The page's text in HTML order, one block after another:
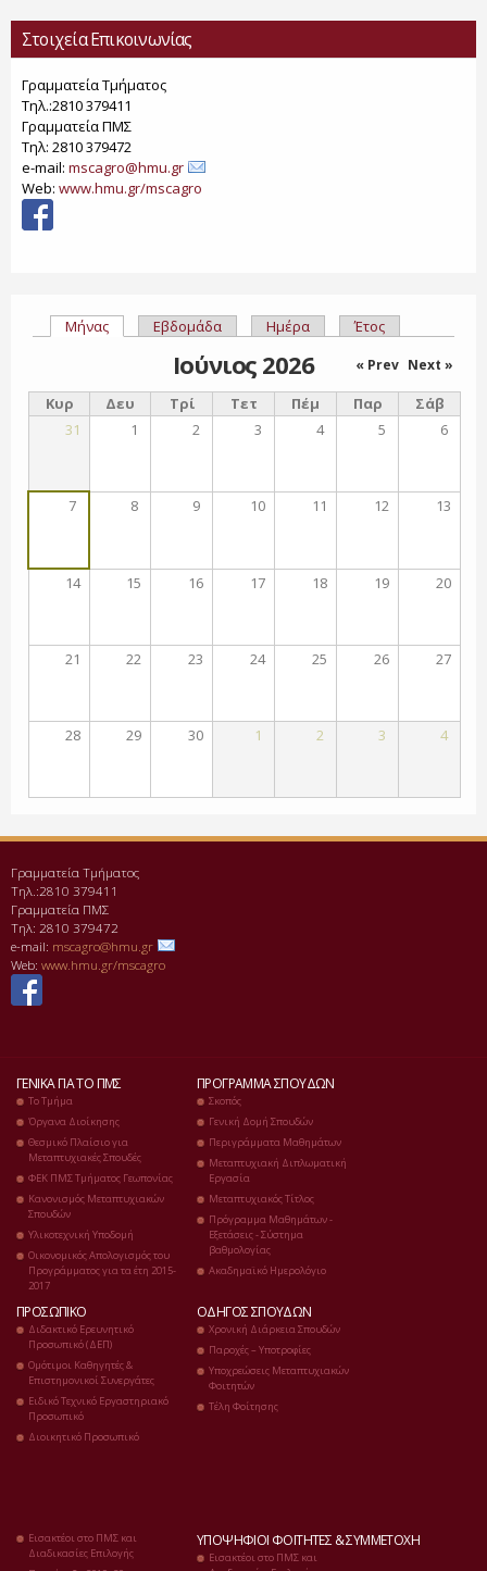
Στοιχεία Επικοινωνίας
Γραμματεία Τμήματος
Τηλ.:2810 379411
Γραμματεία ΠΜΣ
Τηλ: 2810 379472
e-mail: mscagro@hmu.gr
Web: www.hmu.gr/mscagro
Πρωτεύουσες καρτέλες
Μήνας(ενεργή καρτέλα)
Εβδομάδα Ημέρα Έτος
Ιούνιος 2026 « Prev Next »
Κυρ Δευ Τρί Τετ Πέμ Παρ
Σάβ
31
1 2 3 4 5 6
7 8 9 10 11 12 13
14 15 16 17 18 19 20
21 22 23 24 25 26 27
28 29 30 1 2 3 4
Γραμματεία Τμήματος
Τηλ.:2810 379411
Γραμματεία ΠΜΣ
Τηλ: 2810 379472
e-mail: mscagro@hmu.gr
Web: www.hmu.gr/mscagro
ΓΕΝΙΚΆ ΓΙΑ ΤΟ ΠΜΣ
Το Τμήμα
Όργανα Διοίκησης
Θεσμικό Πλαίσιο για
Μεταπτυχιακές Σπουδές
ΦΕΚ ΠΜΣ Τμήματος Γεωπονίας
Κανονισμός Μεταπτυχιακών
Σπουδών
Υλικοτεχνική Υποδομή
Οικονομικός Απολογισμός του
Προγράμματος για τα έτη 2015-
2017
ΠΡΌΓΡΑΜΜΑ ΣΠΟΥΔΏΝ
Σκοπός
Γενική Δομή Σπουδών
Περιγράμματα Μαθημάτων
Μεταπτυχιακή Διπλωματική
Εργασία
Μεταπτυχιακός Τίτλος
Πρόγραμμα Μαθημάτων -
Εξετάσεις - Σύστημα
βαθμολογίας
Ακαδημαϊκό Ημερολόγιο
ΠΡΟΣΩΠΙΚΌ
Διδακτικό Ερευνητικό
Προσωπικό (ΔΕΠ)
Ομότιμοι Καθηγητές &
Επιστημονικοί Συνεργάτες
Ειδικό Τεχνικό Εργαστηριακό
Προσωπικό
Διοικητικό Προσωπικό
ΟΔΗΓΌΣ ΣΠΟΥΔΏΝ
Χρονική Διάρκεια Σπουδών
Παροχές – Υποτροφίες
Υποχρεώσεις Μεταπτυχιακών
Φοιτητών
Τέλη Φοίτησης
Εισακτέοι στο ΠΜΣ και
Διαδικασίες Επιλογής
ΥΠΟΨΉΦΙΟΙ ΦΟΙΤΗΤΈΣ & ΣΥΜΜΕΤΟΧΉ
Εισακτέοι στο ΠΜΣ και